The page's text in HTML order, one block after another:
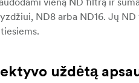
ND8 arba ND16. Jų
uždėtą